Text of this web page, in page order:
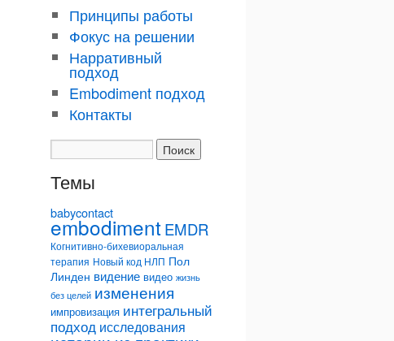
Принципы работы
Фокус на решении
Нарративный
подход
Embodiment подход
Контакты
Темы
babycontact
embodimentEMDR
Когнитивно-бихевиоральная
терапия Новый код НЛП Пол
Линден видение видео жизнь
без целей изменения
импровизация интегральный
подход исследования